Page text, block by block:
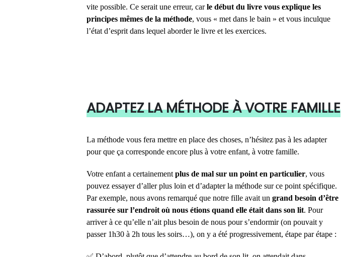
vite possible. Ce serait une erreur, carle début du livre vous explique les
principes mêmes de la méthode, vous « met dans le bain » et vous inculque
l’état d’esprit dans lequel aborder le livre et les exercices.
ADAPTEZ LA MÉTHODE À VOTRE FAMILLE
La méthode vous fera mettre en place des choses, n’hésitez pas à les adapter
pour que ça corresponde encore plus à votre enfant, à votre famille.
Votre enfant a certainement plus de mal sur un point en particulier, vous
pouvez essayer d’aller plus loin et d’adapter la méthode sur ce point spécifique.
Par exemple, nous avons remarqué que notre fille avait un grand besoin d’être
rassurée sur l’endroit où nous étions quand elle était dans son lit. Pour
arriver à ce qu’elle n’ait plus besoin de nous pour s’endormir (on pouvait y
passer 1h30 à 2h tous les soirs…), on y a été progressivement, étape par étape :